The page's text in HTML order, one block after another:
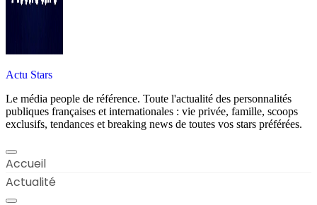
Actu Stars
Le média people de référence. Toute l'actualité des personnalités
publiques françaises et internationales : vie privée, famille, scoops
exclusifs, tendances et breaking news de toutes vos stars préférées.
Accueil
Actualité